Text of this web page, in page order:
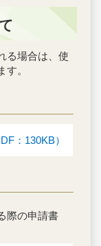
る場合は、使
。
：130KB）
際の申請書